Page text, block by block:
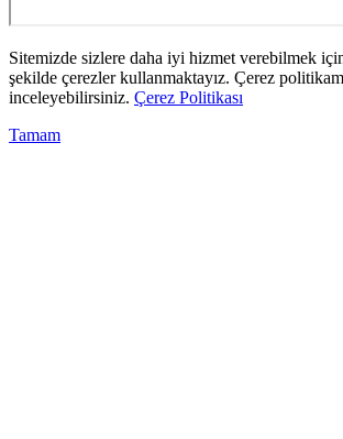
Sitemizde sizlere daha iyi hizmet verebilmek
şekilde çerezler kullanmaktayız. Çerez
inceleyebilirsiniz. Çerez Politikası
Tamam